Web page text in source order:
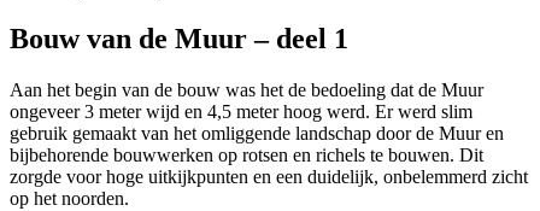
Bouw van de Muur – deel 1
Aan het begin van de bouw was het de bedoeling dat de Muur
ongeveer 3 meter wijd en 4,5 meter hoog werd. Er werd slim
gebruik gemaakt van het omliggende landschap door de Muur en
bijbehorende bouwwerken op rotsen en richels te bouwen. Dit
zorgde voor hoge uitkijkpunten en een duidelijk, onbelemmerd zicht
op het noorden.